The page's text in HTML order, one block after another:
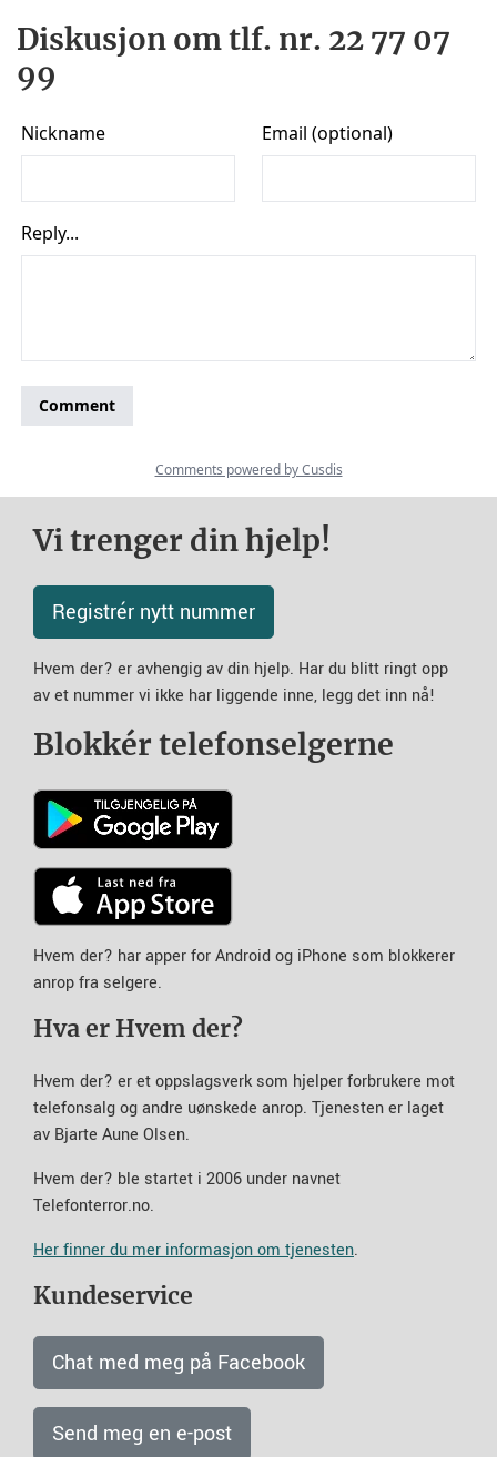
Diskusjon om tlf. nr. 22 77 07
99
Vi trenger din hjelp!
Registrér nytt nummer
Hvem der? er avhengig av din hjelp. Har du blitt ringt opp
av et nummer vi ikke har liggende inne, legg det inn nå!
Blokkér telefonselgerne
Hvem der? har apper for Android og iPhone som blokkerer
anrop fra selgere.
Hva er Hvem der?
Hvem der? er et oppslagsverk som hjelper forbrukere mot
telefonsalg og andre uønskede anrop. Tjenesten er laget
av Bjarte Aune Olsen.
Hvem der? ble startet i 2006 under navnet
Telefonterror.no.
Her finner du mer informasjon om tjenesten.
Kundeservice
Chat med meg på Facebook
Send meg en e-post